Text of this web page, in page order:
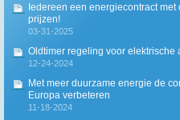
Iedereen een energiecontract met
prijzen!
03-31-2025
Oldtimer regeling voor elektrische
12-24-2024
Met meer duurzame energie de
Europa verbeteren
11-18-2024